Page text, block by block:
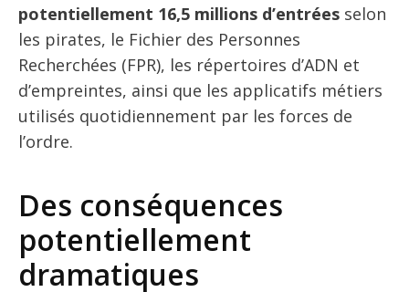
potentiellement 16,5 millions d’entrées selon
les pirates, le Fichier des Personnes
Recherchées (FPR), les répertoires d’ADN et
d’empreintes, ainsi que les applicatifs métiers
utilisés quotidiennement par les forces de
l’ordre.
Des conséquences
potentiellement
dramatiques